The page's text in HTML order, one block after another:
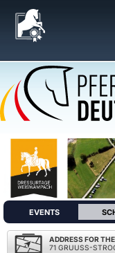
EVENTS
ADDRESS FOR
71 GRUUSS-